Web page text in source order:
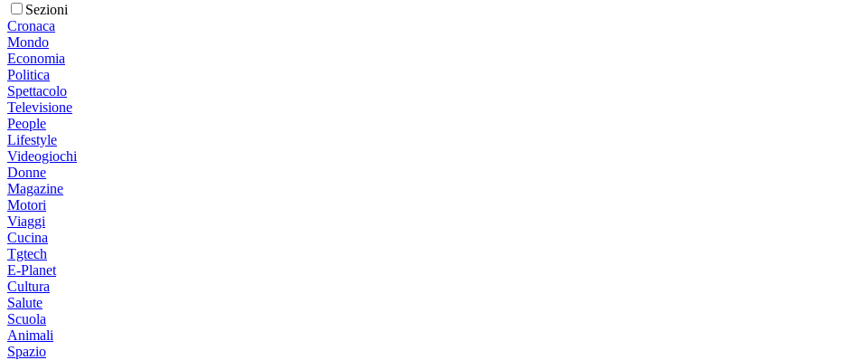
Sezioni
Cronaca
Mondo
Economia
Politica
Spettacolo
Televisione
People
Lifestyle
Videogiochi
Donne
Magazine
Motori
Viaggi
Cucina
Tgtech
E-Planet
Cultura
Salute
Scuola
Animali
Spazio